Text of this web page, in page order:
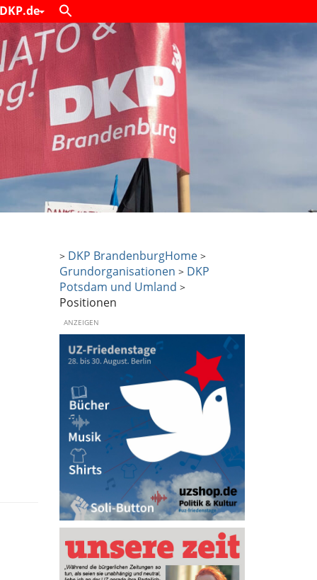
DKP.de
> DKP BrandenburgHome>
Grundorganisationen > DKP
Potsdam und Umland >
Positionen
ANZEIGEN